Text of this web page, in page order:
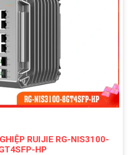
RUIJIE RG-NIS3100-
HP